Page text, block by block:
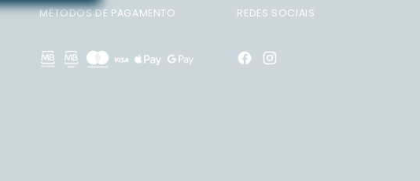
MÉTODOS DE PAGAMENTO REDES SOCIAIS